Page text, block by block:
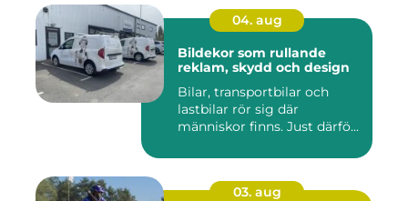
04. aug
Bildekor som rullande
reklam, skydd och design
Bilar, transportbilar och
lastbilar rör sig där
människor finns. Just därfö...
03. aug